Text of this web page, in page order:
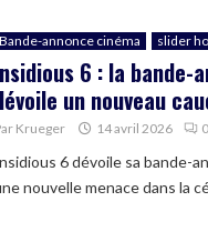
Bande-annonce cinéma slider
6 : la bande-
un nouveau
Krueger 14 avril 2026 0
6 dévoile sa bande-
nouvelle menace dans la